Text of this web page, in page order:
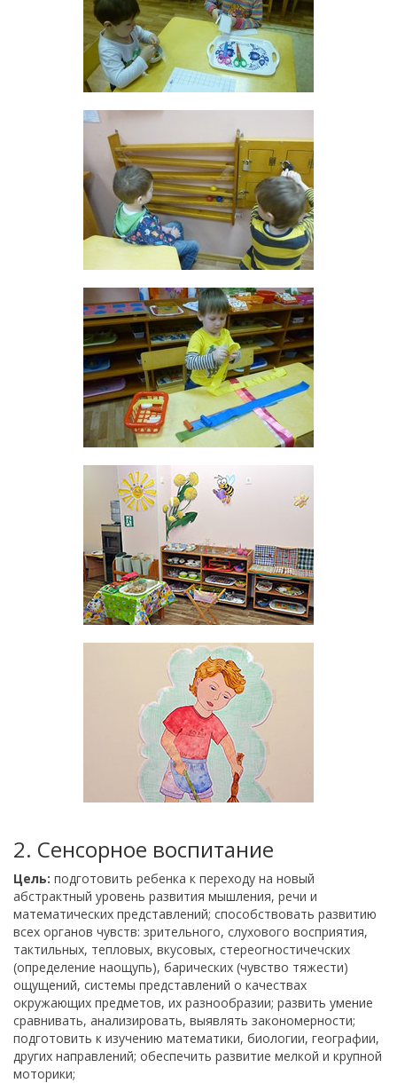
2. Сенсорное воспитание
Цель: подготовить ребенка к переходу на новый
абстрактный уровень развития мышления, речи и
математических представлений; способствовать развитию
всех органов чувств: зрительного, слухового восприятия,
тактильных, тепловых, вкусовых, стереогностичечских
(определение наощупь), барических (чувство тяжести)
ощущений, системы представлений о качествах
окружающих предметов, их разнообразии; развить умение
сравнивать, анализировать, выявлять закономерности;
подготовить к изучению математики, биологии, географии,
других направлений; обеспечить развитие мелкой и крупной
моторики;